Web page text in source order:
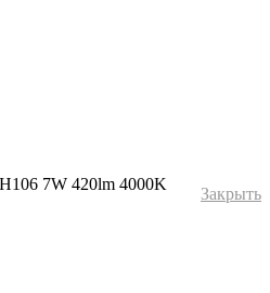
7W 420lm 4000K
Закрыть